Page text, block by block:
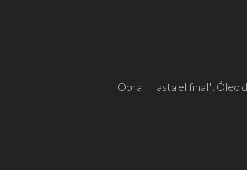
Obra "Hasta el final". Óleo